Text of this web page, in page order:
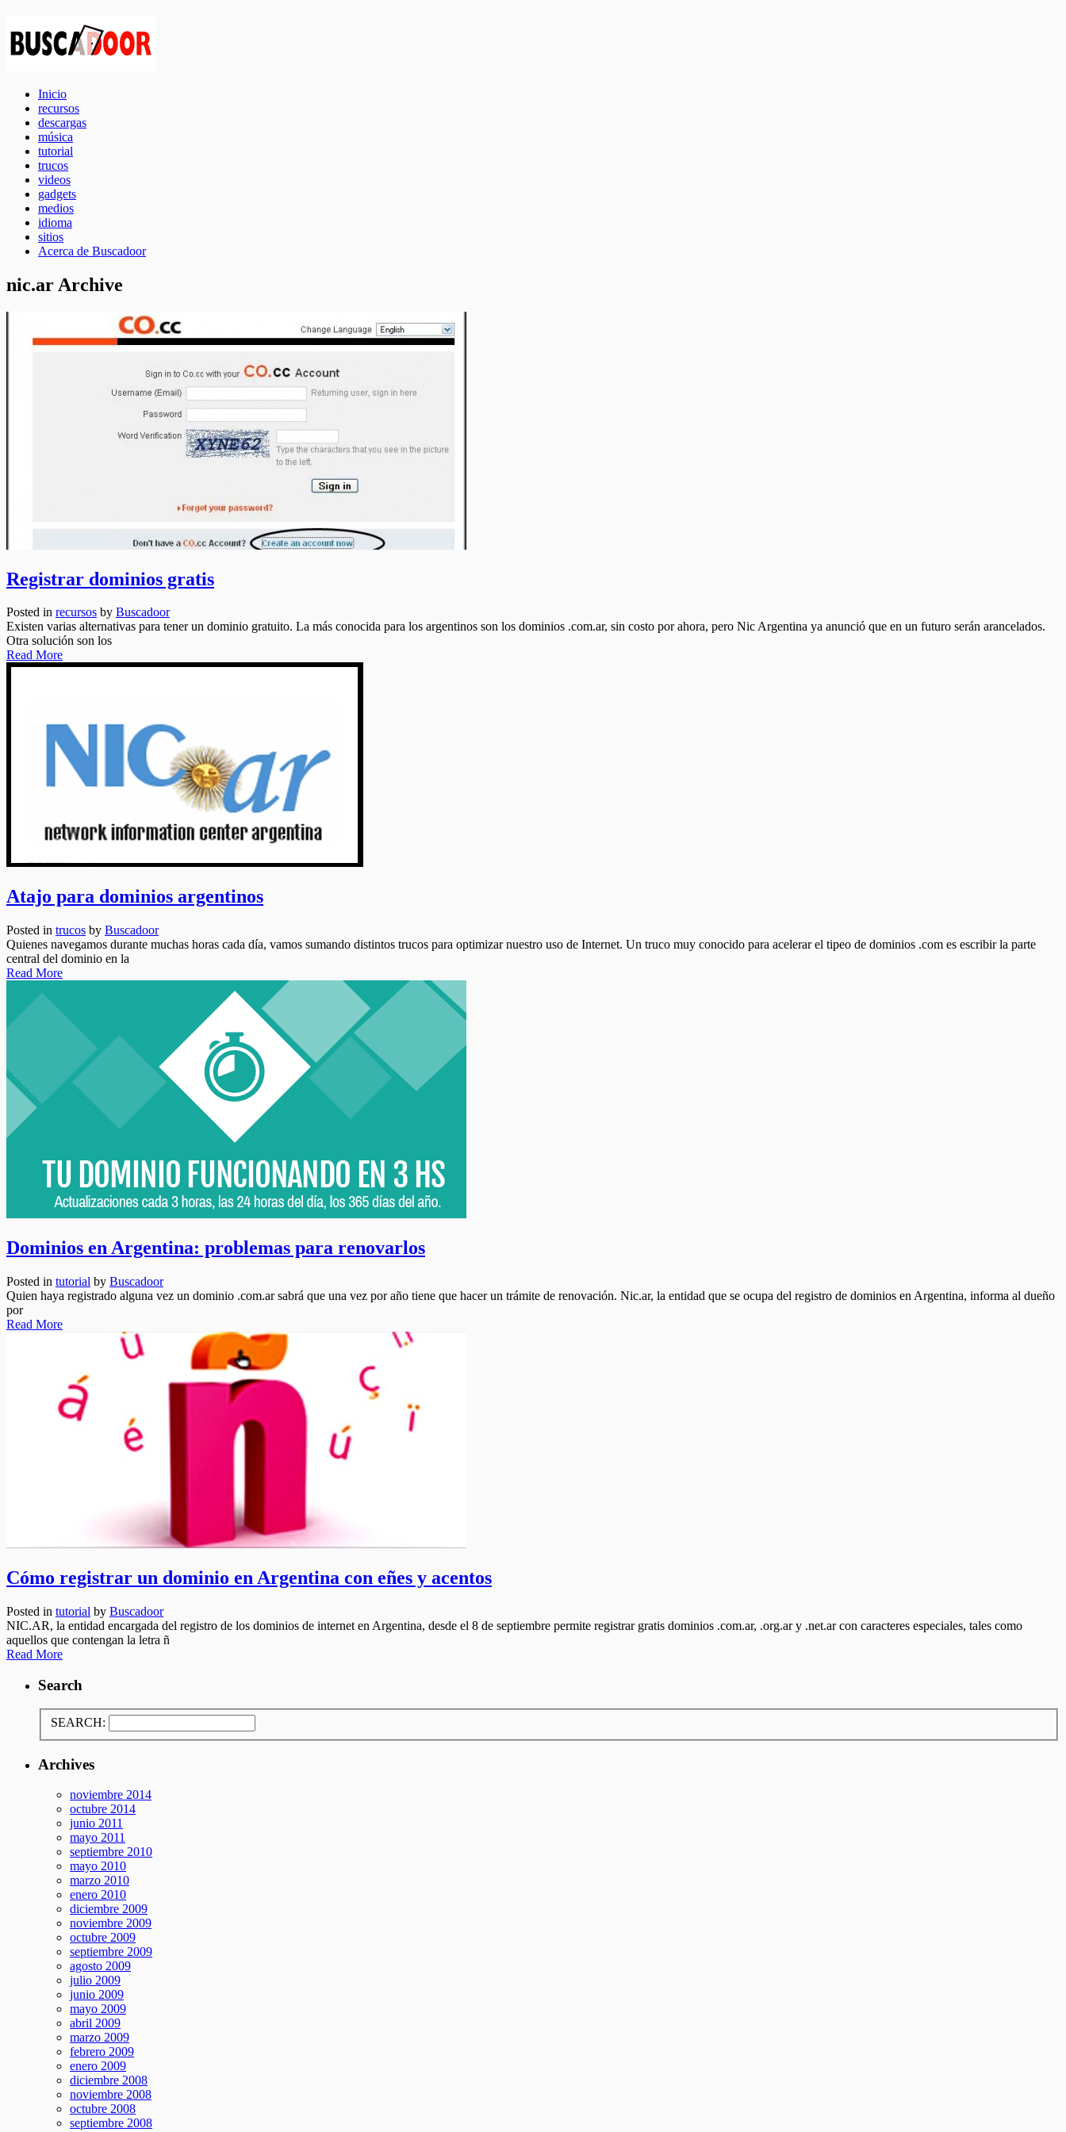
Inicio
recursos
descargas
música
tutorial
trucos
videos
gadgets
medios
idioma
sitios
Acerca de Buscadoor
nic.ar Archive
Registrar dominios gratis
Posted in recursos by Buscadoor
Existen varias alternativas para tener un dominio gratuito. La más conocida para los argentinos son los dominios .com.ar, sin costo por ahora, pero Nic Argentina ya anunció que en un futuro serán arancelados.
Otra solución son los
Read More
Atajo para dominios argentinos
Posted in trucos by Buscadoor
Quienes navegamos durante muchas horas cada día, vamos sumando distintos trucos para optimizar nuestro uso de Internet. Un truco muy conocido para acelerar el tipeo de dominios .com es escribir la parte
central del dominio en la
Read More
Dominios en Argentina: problemas para renovarlos
Posted in tutorial by Buscadoor
Quien haya registrado alguna vez un dominio .com.ar sabrá que una vez por año tiene que hacer un trámite de renovación. Nic.ar, la entidad que se ocupa del registro de dominios en Argentina, informa al dueño
por
Read More
Cómo registrar un dominio en Argentina con eñes y acentos
Posted in tutorial by Buscadoor
NIC.AR, la entidad encargada del registro de los dominios de internet en Argentina, desde el 8 de septiembre permite registrar gratis dominios .com.ar, .org.ar y .net.ar con caracteres especiales, tales como
aquellos que contengan la letra ñ
Read More
Search
SEARCH:
Archives
noviembre 2014
octubre 2014
junio 2011
mayo 2011
septiembre 2010
mayo 2010
marzo 2010
enero 2010
diciembre 2009
noviembre 2009
octubre 2009
septiembre 2009
agosto 2009
julio 2009
junio 2009
mayo 2009
abril 2009
marzo 2009
febrero 2009
enero 2009
diciembre 2008
noviembre 2008
octubre 2008
septiembre 2008